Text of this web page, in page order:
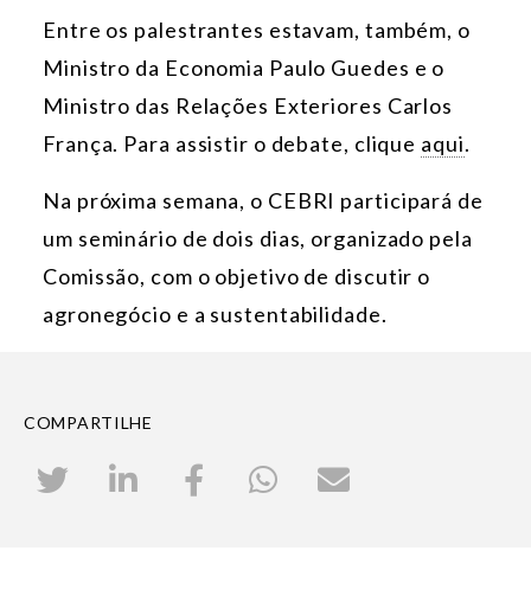
Entre os palestrantes estavam, também, o
Ministro da Economia Paulo Guedes e o
Ministro das Relações Exteriores Carlos
França. Para assistir o debate, clique aqui.
Na próxima semana, o CEBRI participará de
um seminário de dois dias, organizado pela
Comissão, com o objetivo de discutir o
agronegócio e a sustentabilidade.
COMPARTILHE